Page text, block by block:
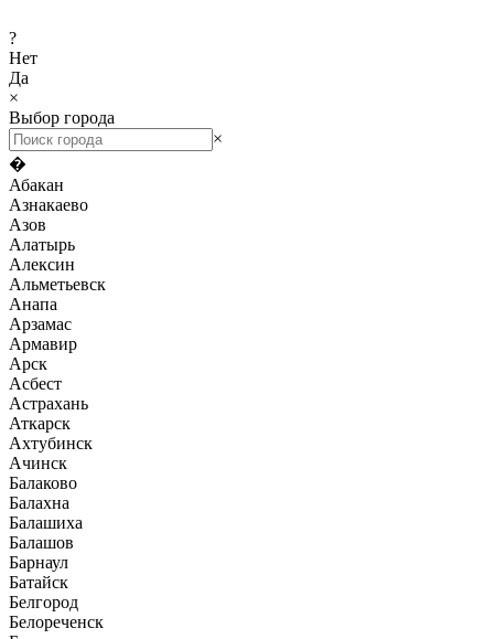
?
Нет
Да
×
Выбор города
×
�
Абакан
Азнакаево
Азов
Алатырь
Алексин
Альметьевск
Анапа
Арзамас
Армавир
Арск
Асбест
Астрахань
Аткарск
Ахтубинск
Ачинск
Балаково
Балахна
Балашиха
Балашов
Барнаул
Батайск
Белгород
Белореченск